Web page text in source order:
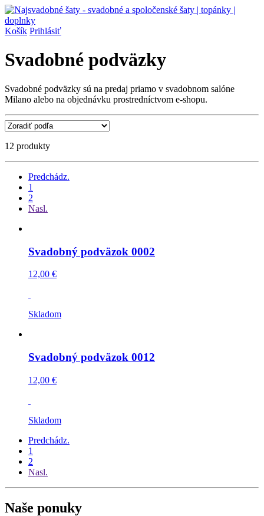
Košík Prihlásiť
Svadobné podväzky
Svadobné podväzky sú na predaj priamo v svadobnom salóne
Milano alebo na objednávku prostredníctvom e-shopu.
12 produkty
Predchádz.
1
2
Nasl.
Svadobný podväzok 0002
12,00 €
Skladom
Svadobný podväzok 0012
12,00 €
Skladom
Predchádz.
1
2
Nasl.
Naše ponuky